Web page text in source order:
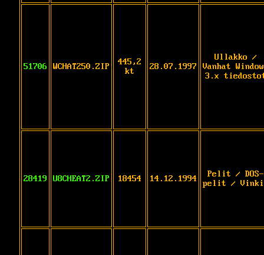
51706 WCHAT250.ZIP
445,2
kt
28.07.1997
Ullakko /
Vanhat
3.x
28419 U8CHEAT2.ZIP 18454 14.12.1994
Pelit / DOS-
pelit /